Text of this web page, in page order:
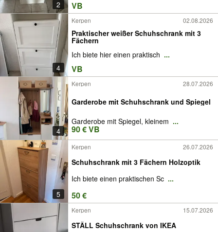
2 VB
4
Kerpen 02.08.2026
Praktischer weißer Schuhschrank mit 3
Fächern
Ich biete hier einen praktisch ...
VB
4
Kerpen 28.07.2026
Garderobe mit Schuhschrank und Spiegel
Garderobe mit Spiegel, kleinem ...
90 € VB
5
Kerpen 26.07.2026
Schuhschrank mit 3 Fächern Holzoptik
Ich biete einen praktischen Sc ...
50 €
Kerpen 15.07.2026
STÄLL Schuhschrank von IKEA